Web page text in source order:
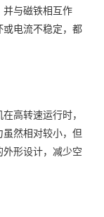
并与磁铁相互作
或电流不稳定，都
高转速运行时，
然相对较小，但
形设计，减少空